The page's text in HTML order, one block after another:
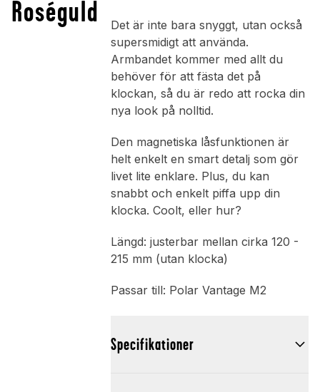
Roséguld
Det är inte bara snyggt, utan också
supersmidigt att använda.
Armbandet kommer med allt du
behöver för att fästa det på
klockan, så du är redo att rocka din
nya look på nolltid.
Den magnetiska låsfunktionen är
helt enkelt en smart detalj som gör
livet lite enklare. Plus, du kan
snabbt och enkelt piffa upp din
klocka. Coolt, eller hur?
Längd: justerbar mellan cirka 120 -
215 mm (utan klocka)
Passar till: Polar Vantage M2
Specifikationer